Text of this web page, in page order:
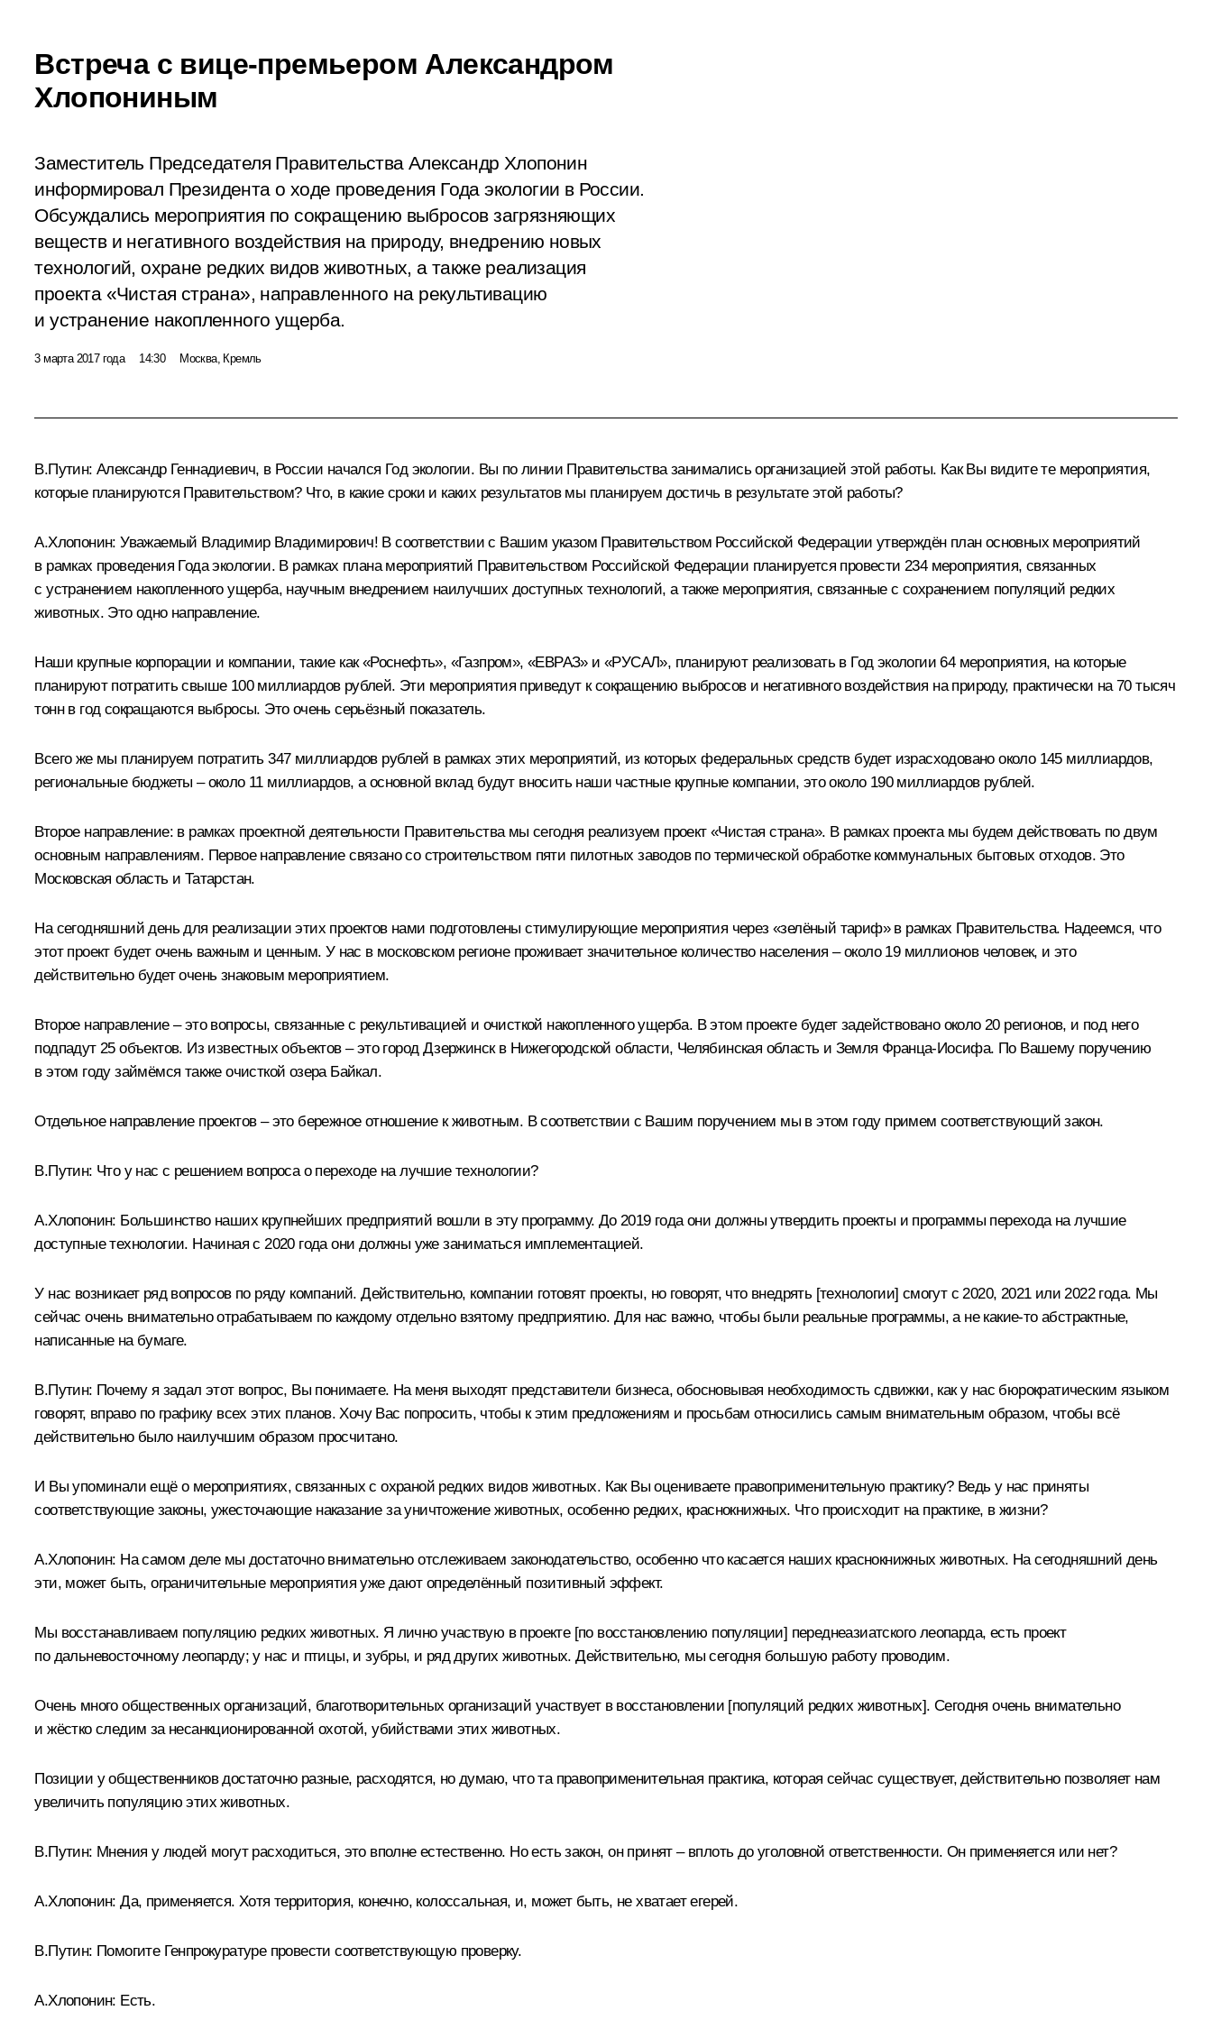
Встреча с вице-премьером Александром
Хлопониным
Заместитель Председателя Правительства Александр Хлопонин
информировал Президента о ходе проведения Года экологии в России.
Обсуждались мероприятия по сокращению выбросов загрязняющих
веществ и негативного воздействия на природу, внедрению новых
технологий, охране редких видов животных, а также реализация
проекта «Чистая страна», направленного на рекультивацию
и устранение накопленного ущерба.
3 марта 2017 года 14:30 Москва, Кремль
В.Путин: Александр Геннадиевич, в России начался Год экологии. Вы по линии Правительства занимались организацией этой работы. Как Вы видите те мероприятия,
которые планируются Правительством? Что, в какие сроки и каких результатов мы планируем достичь в результате этой работы?
А.Хлопонин:Уважаемый Владимир Владимирович! В соответствии с Вашим указом Правительством Российской Федерации утверждён план основных мероприятий
в рамках проведения Года экологии. В рамках плана мероприятий Правительством Российской Федерации планируется провести 234 мероприятия, связанных
с устранением накопленного ущерба, научным внедрением наилучших доступных технологий, а также мероприятия, связанные с сохранением популяций редких
животных. Это одно направление.
Наши крупные корпорации и компании, такие как «Роснефть», «Газпром», «ЕВРАЗ» и «РУСАЛ», планируют реализовать в Год экологии 64 мероприятия, на которые
планируют потратить свыше 100 миллиардов рублей. Эти мероприятия приведут к сокращению выбросов и негативного воздействия на природу, практически на 70 тысяч
тонн в год сокращаются выбросы. Это очень серьёзный показатель.
Всего же мы планируем потратить 347 миллиардов рублей в рамках этих мероприятий, из которых федеральных средств будет израсходовано около 145 миллиардов,
региональные бюджеты – около 11 миллиардов, а основной вклад будут вносить наши частные крупные компании, это около 190 миллиардов рублей.
Второе направление: в рамках проектной деятельности Правительства мы сегодня реализуем проект «Чистая страна». В рамках проекта мы будем действовать по двум
основным направлениям. Первое направление связано со строительством пяти пилотных заводов по термической обработке коммунальных бытовых отходов. Это
Московская область и Татарстан.
На сегодняшний день для реализации этих проектов нами подготовлены стимулирующие мероприятия через «зелёный тариф» в рамках Правительства. Надеемся, что
этот проект будет очень важным и ценным. У нас в московском регионе проживает значительное количество населения – около 19 миллионов человек, и это
действительно будет очень знаковым мероприятием.
Второе направление – это вопросы, связанные с рекультивацией и очисткой накопленного ущерба. В этом проекте будет задействовано около 20 регионов, и под него
подпадут 25 объектов. Из известных объектов – это город Дзержинск в Нижегородской области, Челябинская область и Земля Франца-Иосифа. По Вашему поручению
в этом году займёмся также очисткой озера Байкал.
Отдельное направление проектов – это бережное отношение к животным. В соответствии с Вашим поручением мы в этом году примем соответствующий закон.
В.Путин: Что у нас с решением вопроса о переходе на лучшие технологии?
А.Хлопонин: Большинство наших крупнейших предприятий вошли в эту программу. До 2019 года они должны утвердить проекты и программы перехода на лучшие
доступные технологии. Начиная с 2020 года они должны уже заниматься имплементацией.
У нас возникает ряд вопросов по ряду компаний. Действительно, компании готовят проекты, но говорят, что внедрять [технологии] смогут с 2020, 2021 или 2022 года. Мы
сейчас очень внимательно отрабатываем по каждому отдельно взятому предприятию. Для нас важно, чтобы были реальные программы, а не какие-то абстрактные,
написанные на бумаге.
В.Путин: Почему я задал этот вопрос, Вы понимаете. На меня выходят представители бизнеса, обосновывая необходимость сдвижки, как у нас бюрократическим языком
говорят, вправо по графику всех этих планов. Хочу Вас попросить, чтобы к этим предложениям и просьбам относились самым внимательным образом, чтобы всё
действительно было наилучшим образом просчитано.
И Вы упоминали ещё о мероприятиях, связанных с охраной редких видов животных. Как Вы оцениваете правоприменительную практику? Ведь у нас приняты
соответствующие законы, ужесточающие наказание за уничтожение животных, особенно редких, краснокнижных. Что происходит на практике, в жизни?
А.Хлопонин: На самом деле мы достаточно внимательно отслеживаем законодательство, особенно что касается наших краснокнижных животных. На сегодняшний день
эти, может быть, ограничительные мероприятия уже дают определённый позитивный эффект.
Мы восстанавливаем популяцию редких животных. Я лично участвую в проекте [по восстановлению популяции] переднеазиатского леопарда, есть проект
по дальневосточному леопарду; у нас и птицы, и зубры, и ряд других животных. Действительно, мы сегодня большую работу проводим.
Очень много общественных организаций, благотворительных организаций участвует в восстановлении [популяций редких животных]. Сегодня очень внимательно
и жёстко следим за несанкционированной охотой, убийствами этих животных.
Позиции у общественников достаточно разные, расходятся, но думаю, что та правоприменительная практика, которая сейчас существует, действительно позволяет нам
увеличить популяцию этих животных.
В.Путин: Мнения у людей могут расходиться, это вполне естественно. Но есть закон, он принят – вплоть до уголовной ответственности. Он применяется или нет?
А.Хлопонин: Да, применяется. Хотя территория, конечно, колоссальная, и, может быть, не хватает егерей.
В.Путин: Помогите Генпрокуратуре провести соответствующую проверку.
А.Хлопонин: Есть.